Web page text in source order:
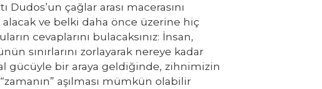
Dudos’un çağlar arası macerasını
ve belki daha önce üzerine hiç
cevaplarını bulacaksınız: İnsan,
sınırlarını zorlayarak nereye kadar
gücüyle bir araya geldiğinde, zihnimizin
aşılması mümkün olabilir